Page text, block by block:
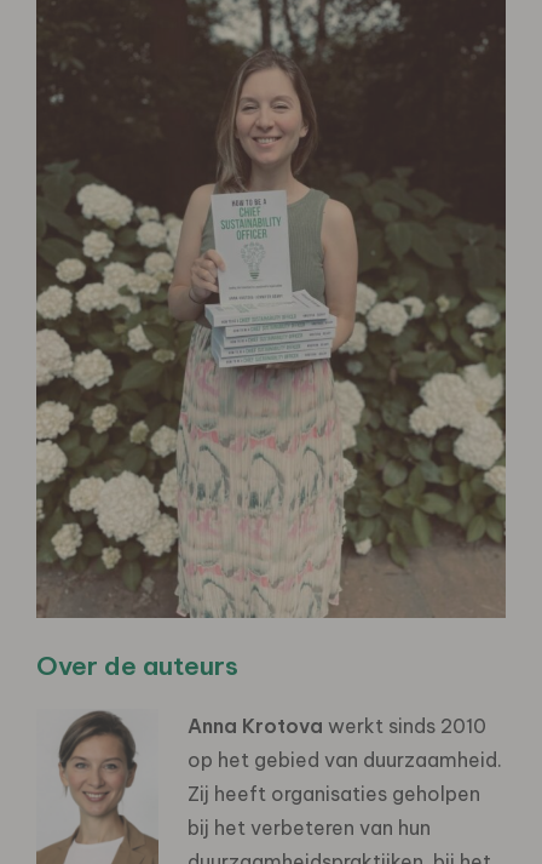
Over de auteurs
Anna Krotova werkt sinds 2010
op het gebied van duurzaamheid.
Zij heeft organisaties geholpen
bij het verbeteren van hun